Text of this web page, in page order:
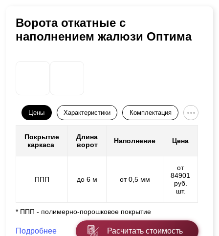
Ворота откатные с
наполнением жалюзи Оптима
Цены Характеристики Комплектация
Покрытие
каркаса
Длина
ворот
Наполнение Цена
ППП до 6 м от 0,5 мм
от
84901
руб.
шт.
* ППП - полимерно-порошковое покрытие
Подробнее Расчитать стоимость